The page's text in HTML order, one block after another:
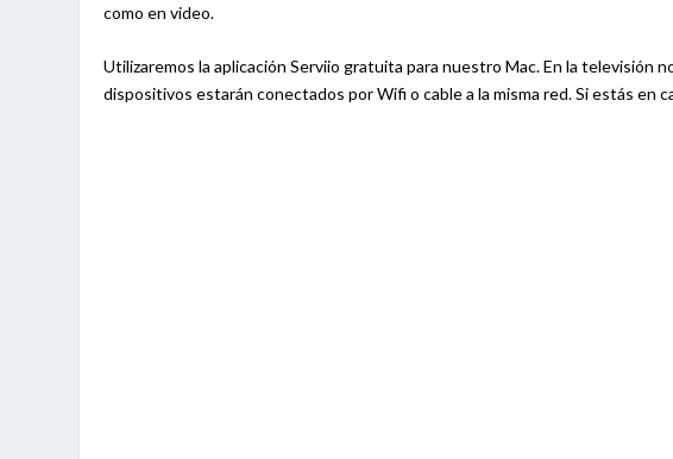
como en video.
Utilizaremos la aplicación Serviio gratuita para nuestro Mac. En la televisión
dispositivos estarán conectados por Wifi o cable a la misma red. Si estás en